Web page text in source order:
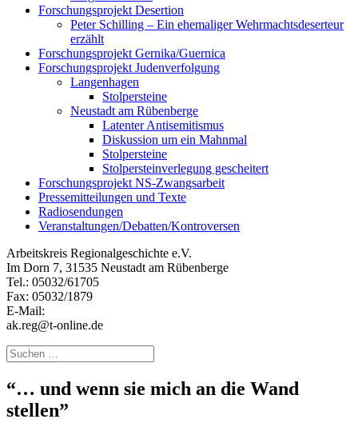
Forschungsprojekt Desertion
Peter Schilling – Ein ehemaliger Wehrmachtsdeserteur
erzählt
Forschungsprojekt Gernika/Guernica
Forschungsprojekt Judenverfolgung
Langenhagen
Stolpersteine
Neustadt am Rübenberge
Latenter Antisemitismus
Diskussion um ein Mahnmal
Stolpersteine
Stolpersteinverlegung gescheitert
Forschungsprojekt NS-Zwangsarbeit
Pressemitteilungen und Texte
Radiosendungen
Veranstaltungen/Debatten/Kontroversen
Arbeitskreis Regionalgeschichte e.V.
Im Dorn 7, 31535 Neustadt am Rübenberge
Tel.: 05032/61705
Fax: 05032/1879
E-Mail:
ak.reg@t-online.de
Suchen
nach:
“… und wenn sie mich an die Wand
stellen”